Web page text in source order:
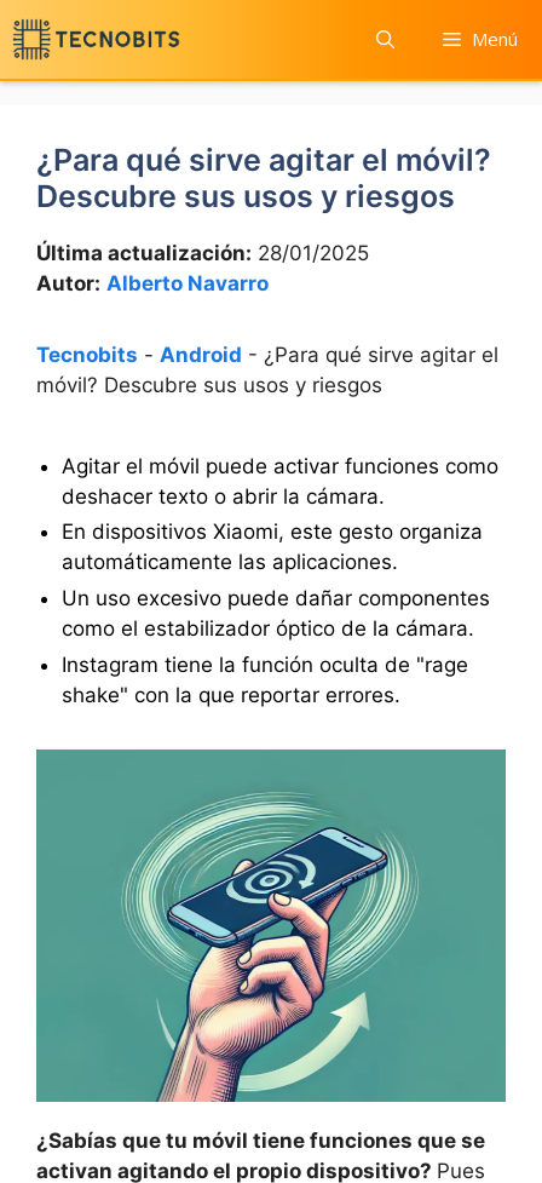
Saltar
al
contenido
Menú
¿Para qué sirve agitar el móvil?
Descubre sus usos y riesgos
Última actualización: 28/01/2025
Autor: Alberto Navarro
Tecnobits - Android - ¿Para qué sirve agitar el
móvil? Descubre sus usos y riesgos
Agitar el móvil puede activar funciones como
deshacer texto o abrir la cámara.
En dispositivos Xiaomi, este gesto organiza
automáticamente las aplicaciones.
Un uso excesivo puede dañar componentes
como el estabilizador óptico de la cámara.
Instagram tiene la función oculta de "rage
shake" con la que reportar errores.
¿Sabías que tu móvil tiene funciones que se
activan agitando el propio dispositivo? Pues